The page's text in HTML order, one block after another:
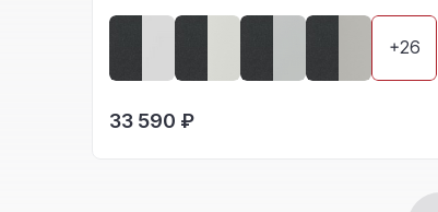
+26
33 590 ₽